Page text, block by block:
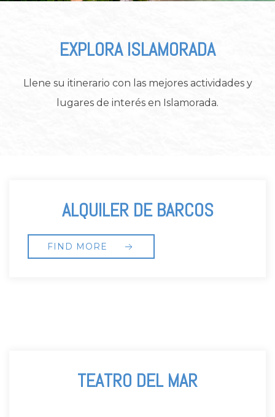
EXPLORA ISLAMORADA
Llene su itinerario con las mejores actividades y
lugares de interés en Islamorada.
SNORKEL
FIND MORE
LAS JOYAS OCULTAS DE